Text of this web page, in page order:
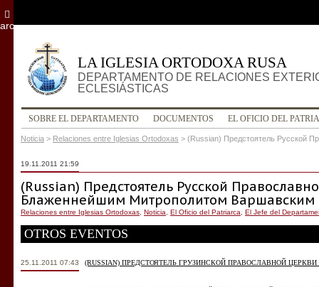
LA IGLESIA ORTODOXA RUSA
DEPARTAMENTO DE RELACIONES
ECLESIÁSTICAS
SOBRE EL DEPARTAMENTO DOCUMENTOS EL OFICIO DEL
Noticia > Relaciones entre Iglesias Ortodoxas > (Russian) Предстоятель Русской
19.11.2011 21:59
(Russian) Предстоятель Русской
Блаженнейшим Митрополитом Варшавским
Relaciones entre Iglesias Ortodoxas Noticia El Oficio del Patriarca El Jefe del
OTROS EVENTOS
25.11.2011 07:43 (RUSSIAN) ПРЕДСТОЯТЕЛЬ ГРУЗИНСКОЙ ПРАВОСЛАВНОЙ
archivo